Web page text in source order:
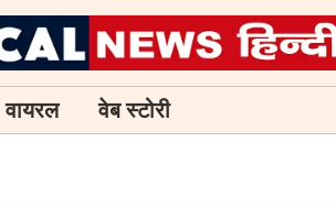
वायरल वेब स्टोरी